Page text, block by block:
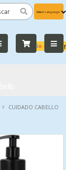
by
CUIDADO CABELLO